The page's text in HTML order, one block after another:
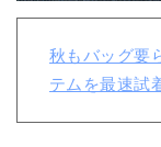
秋もバッグ要
テムを最速試